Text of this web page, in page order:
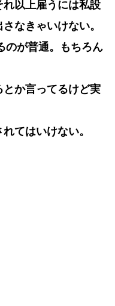
れ以上雇うには私設
なきゃいけない。
のが普通。もちろん
とか言ってるけど実
てはいけない。